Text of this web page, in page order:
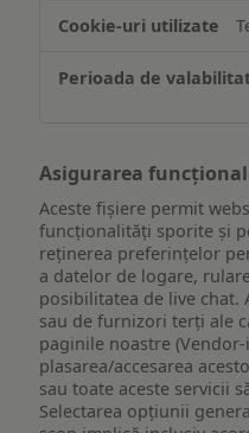
pe
dispozitiv
Asigurarea
Aceste fișiere permit
funcționalități sporite și
reţinerea preferinţelor
a datelor de logare,
posibilitatea de live chat.
sau de furnizori terți ale
paginile noastre
plasarea/accesarea
sau toate aceste servicii
Selectarea opțiunii